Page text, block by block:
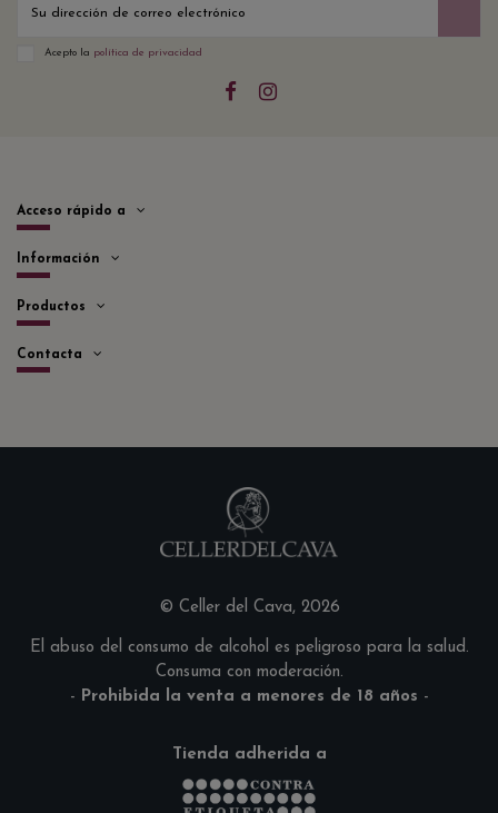
Acepto la política de privacidad
Acceso rápido a
Información
Productos
Contacta
© Celler del Cava, 2026
El abuso del consumo de alcohol es peligroso para la salud.
Consuma con moderación.
- Prohibida la venta a menores de 18 años -
Tienda adherida a